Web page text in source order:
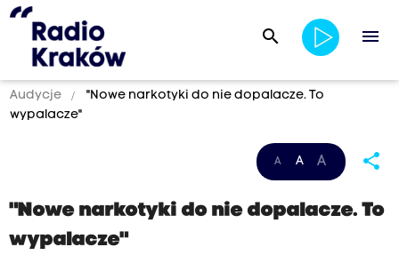
search menu
Audycje
"Nowe narkotyki do nie dopalacze. To
wypalacze"
A A A share
"Nowe narkotyki do nie dopalacze. To
wypalacze"